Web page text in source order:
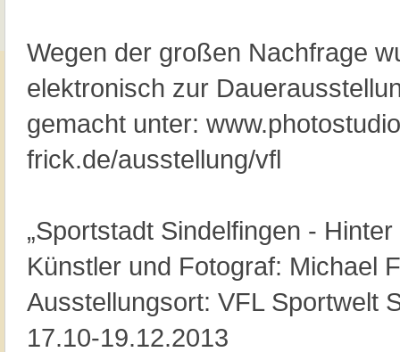
Wegen der großen Nachfrage
elektronisch zur
gemacht unter:
frick.de/ausstellung/vfl
„Sportstadt Sindelfingen -
Künstler und Fotograf: Michael
Ausstellungsort: VFL Sportwelt
17.10-19.12.2013